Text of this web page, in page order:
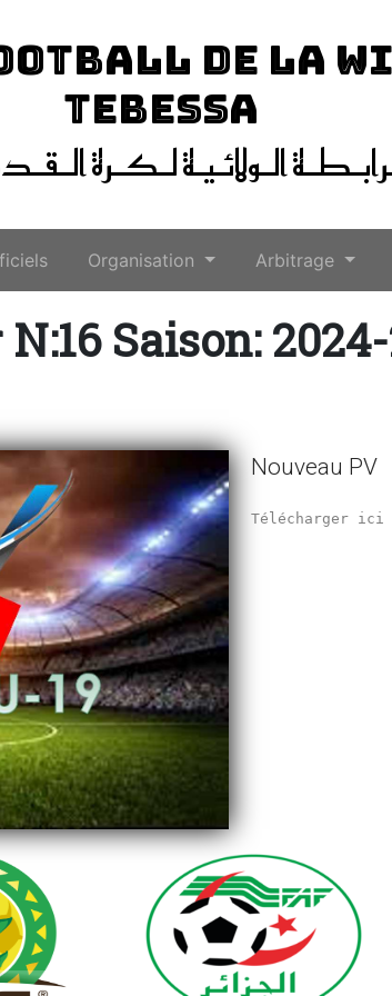
DE LA
TEBESSA
الـولائـيـة لـكـرة
Organisation Arbitrage
Saison:
Nouveau PV
Télécharger ici